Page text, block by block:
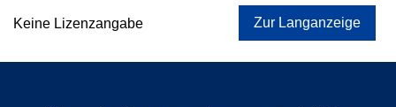
Keine Lizenzangabe Zur Langanzeige